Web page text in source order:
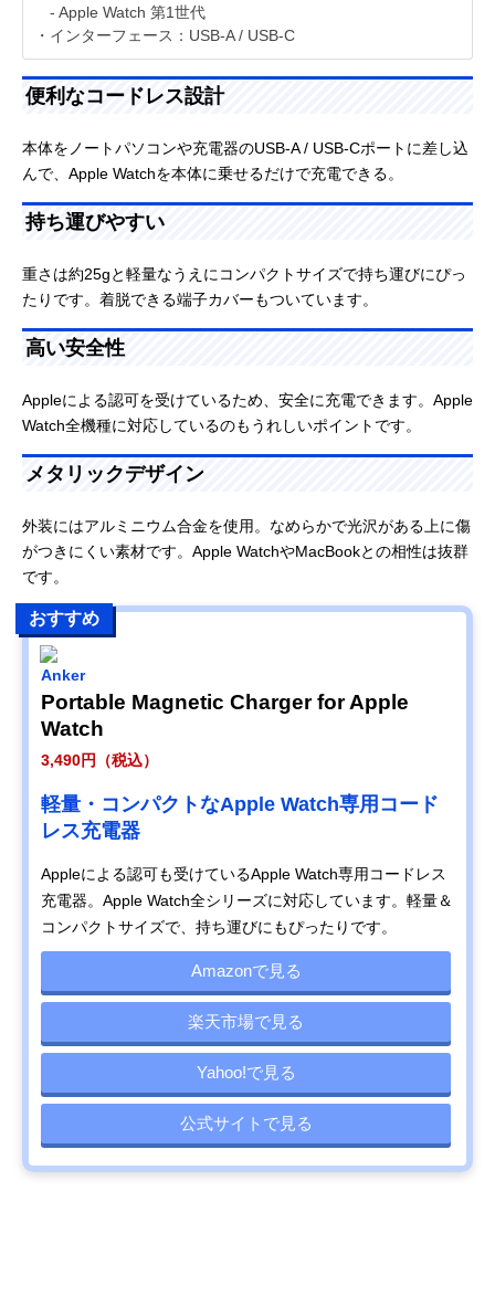
- Apple Watch 第1世代
・インターフェース：USB-A / USB-C
便利なコードレス設計
本体をノートパソコンや充電器のUSB-A / USB-Cポートに差し込
んで、Apple Watchを本体に乗せるだけで充電できる。
持ち運びやすい
重さは約25gと軽量なうえにコンパクトサイズで持ち運びにぴっ
たりです。着脱できる端子カバーもついています。
高い安全性
Appleによる認可を受けているため、安全に充電できます。Apple
Watch全機種に対応しているのもうれしいポイントです。
メタリックデザイン
外装にはアルミニウム合金を使用。なめらかで光沢がある上に傷
がつきにくい素材です。Apple WatchやMacBookとの相性は抜群
です。
おすすめ
Anker
Portable Magnetic Charger for Apple
Watch
3,490円（税込）
軽量・コンパクトなApple Watch専用コード
レス充電器
Appleによる認可も受けているApple Watch専用コードレス
充電器。Apple Watch全シリーズに対応しています。軽量＆
コンパクトサイズで、持ち運びにもぴったりです。
Amazonで見る
楽天市場で見る
Yahoo!で見る
公式サイトで見る